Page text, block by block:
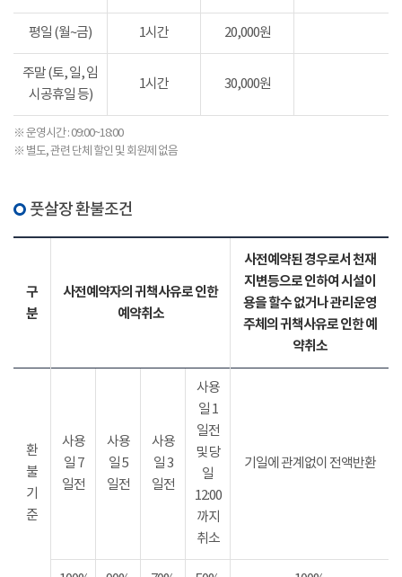
평일 (월~금) 1시간 20,000원
주말 (토, 일, 임
시공휴일 등)
1시간 30,000원
※ 운영시간 : 09:00~18:00
※ 별도, 관련 단체 할인 및 회원제 없음
풋살장 환불조건
구
분
사전예약자의 귀책사유로 인한
예약취소
사전예약된 경우로서 천재
지변등으로 인하여 시설이
용을 할수 없거나 관리운영
주체의 귀책사유로 인한 예
약취소
환
불
기
준
사용
일 7
일전
사용
일 5
일전
사용
일 3
일전
사용
일 1
일전
및 당
일
12:00
까지
취소
기일에 관계없이 전액반환